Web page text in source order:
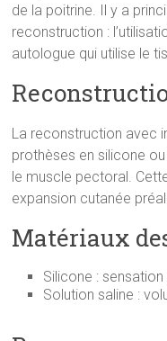
de la poitrine. Il y a
reconstruction :
autologue qui utilise le
La reconstruction avec
prothèses en silicone
le muscle pectoral.
expansion cutanée
Matériaux
Silicone : sensation
Solution saline :